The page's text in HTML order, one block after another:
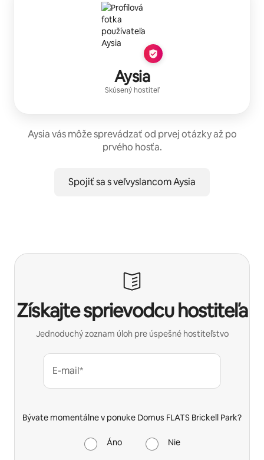
Aysia
Skúsený hostiteľ
Aysia vás môže sprevádzať od prvej otázky až po
prvého hosťa.
Spojiť sa s veľvyslancom Aysia
Získajte sprievodcu hostiteľa
Jednoduchý zoznam úloh pre úspešné hostiteľstvo
E-mail*
Bývate momentálne v ponuke Domus FLATS Brickell Park?
Áno Nie